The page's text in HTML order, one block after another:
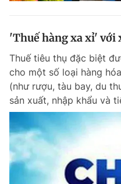
'Thuế hàng xa xỉ' với
Thuế tiêu thụ đặc biệt
cho một số loại hàng
(như rượu, tàu bay, du
sản xuất, nhập khẩu và